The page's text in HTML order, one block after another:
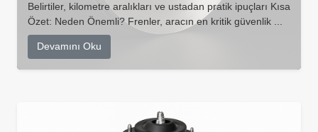
Belirtiler, kilometre aralıkları ve ustadan pratik ipuçları Kısa
Özet: Neden Önemli? Frenler, aracın en kritik güvenlik ...
Devamını Oku